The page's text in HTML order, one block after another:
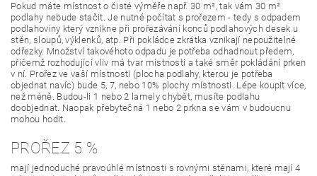
Pokud máte místnost o čisté výměře např. 30 m², tak vám 30 m²
podlahy nebude stačit. Je nutné počítat s prořezem - tedy s odpadem
podlahoviny který vznikne při prořezávání konců podlahových desek u
stěn, sloupů, výklenků, atp. Při pokládce zkrátka vznikají nepoužitelné
odřezky. Množství takovéhoto odpadu je potřeba odhadnout předem,
přičemž rozhodující vliv má tvar místnosti a také směr pokládání prken
v ní. Prořez ve vaší místnosti (plocha podlahy, kterou je potřeba
objednat navíc) bude 5, 7, nebo 10% plochy místnosti. Lépe koupit více,
než méně. Budou-li 1 nebo 2 lamely chybět, musíte podlahu
doobjednat. Naopak přebytečná 1 nebo 2 prkna se vám v budoucnu
mohou hodit.
PROŘEZ 5 %
mají jednoduché pravoúhlé místnosti s rovnými stěnami, které mají 4